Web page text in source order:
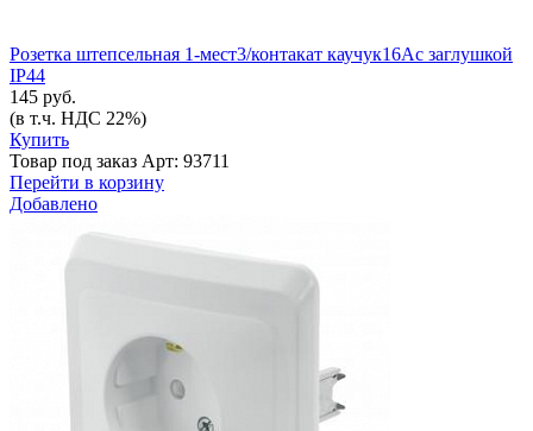
Розетка штепсельная 1-мест3/контакат каучук16Ас заглушкой
IP44
145 руб.
(в т.ч. НДС 22%)
Купить
Товар под заказ Арт: 93711
Перейти в корзину
Добавлено